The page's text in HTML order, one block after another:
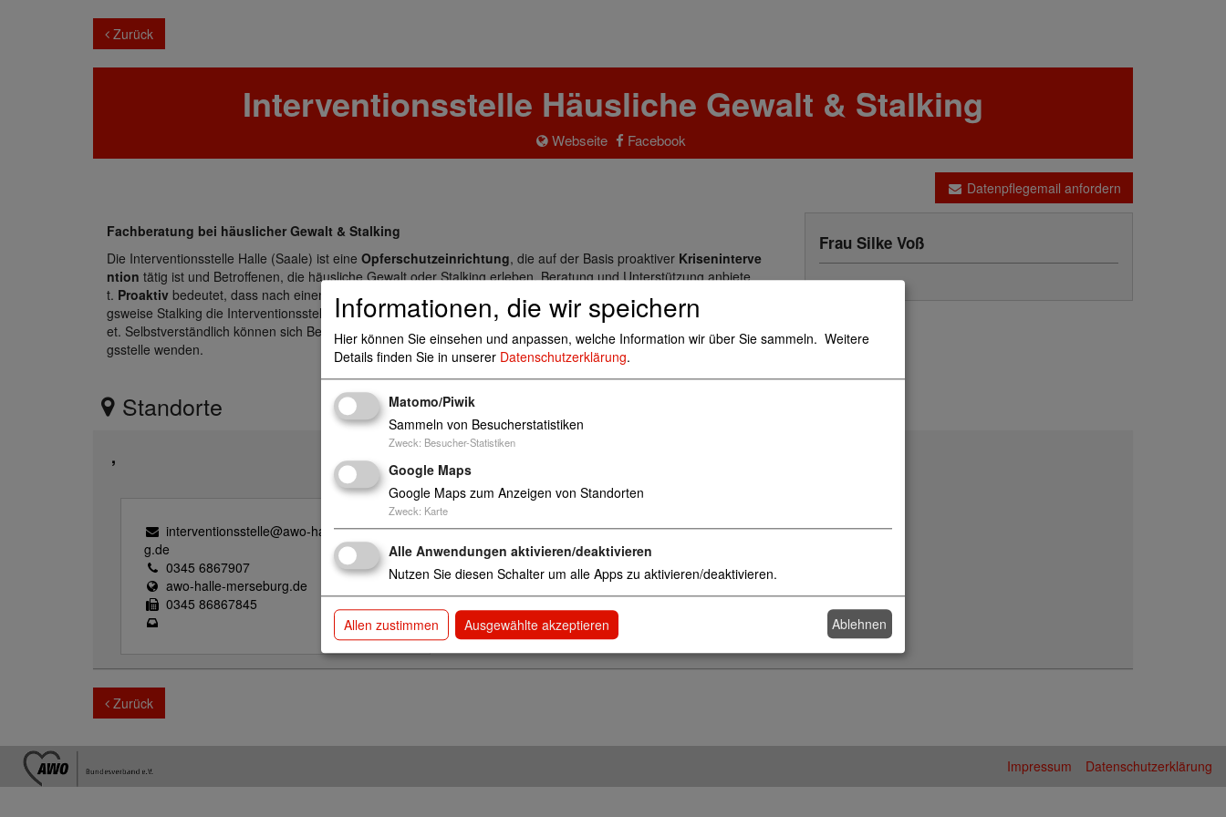
Zurück
Interventionsstelle Häusliche Gewalt & Stalking
Webseite Facebook
Datenpflegemail anfordern
Fachberatung bei häuslicher Gewalt & Stalking
Die Interventionsstelle Halle (Saale) ist eine Opferschutzeinrichtung, die auf der Basis proaktiver Kriseninterve
ntion tätig ist und Betroffenen, die häusliche Gewalt oder Stalking erleben, Beratung und Unterstützung anbiete
t. Proaktiv bedeutet, dass nach einem Polizeieinsatz oder Anzeigenaufnahme wegen häuslicher Gewalt beziehun
gsweise Stalking die Interventionsstelle informiert wird und den betroffenen Frauen und Männern Beratung anbiet
et. Selbstverständlich können sich Betroffene, Angehörige oder Fachkräfte auch auf Eigeninitiative an die Beratun
gsstelle wenden.
Frau Silke Voß
Standorte
,
interventionsstelle@awo-halle-mersebur
g.de
0345 6867907
awo-halle-merseburg.de
0345 86867845
Interventionsstellen (für Opfer häuslicher Gewalt)
Zurück
Impressum Datenschutzerklärung
Informationen, die wir speichern
Hier können Sie einsehen und anpassen, welche Information wir über Sie sammeln. Weitere
Details finden Sie in unserer Datenschutzerklärung.
Matomo/Piwik
Sammeln von Besucherstatistiken
Zweck: Besucher-Statistiken
Google Maps
Google Maps zum Anzeigen von Standorten
Zweck: Karte
Alle Anwendungen aktivieren/deaktivieren
Nutzen Sie diesen Schalter um alle Apps zu aktivieren/deaktivieren.
Allen zustimmen Ausgewählte akzeptieren Ablehnen